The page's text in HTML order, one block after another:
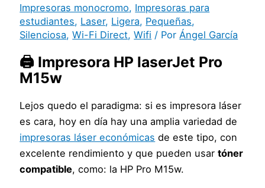
Impresoras monocromo, Impresoras para
estudiantes, Laser, Ligera, Pequeñas,
Silenciosa,Wi-Fi Direct,Wifi / PorÁngel García
🖨️ Impresora HP laserJet Pro
M15w
Lejos quedo el paradigma: si es impresora láser
es cara, hoy en día hay una amplia variedad de
impresoras láser económicas de este tipo, con
excelente rendimiento y que pueden usartóner
compatible, como: la HP Pro M15w.